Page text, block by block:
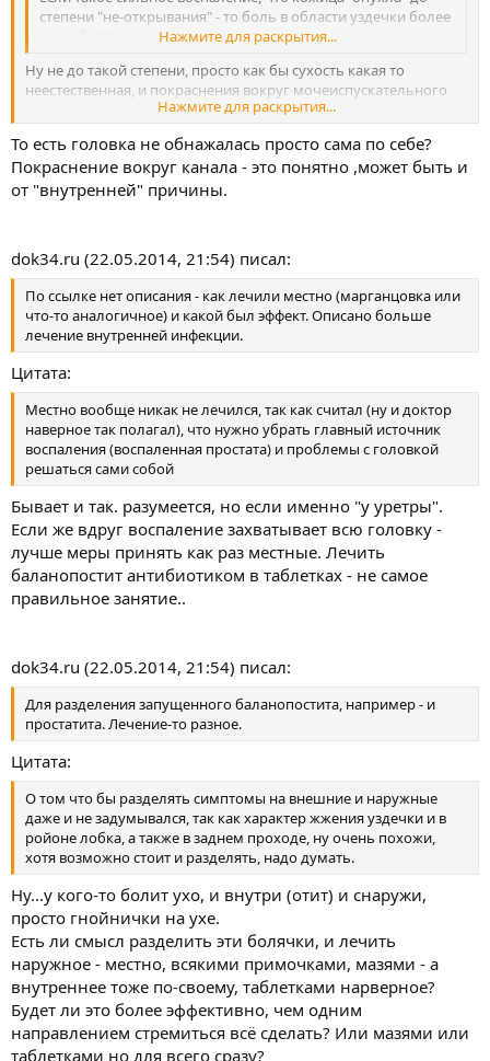
степени "не-открывания" - то боль в области уздечки более
Нажмите для раскрытия...
Ну не до такой степени, просто как бы сухость какая то
неестественная, и покраснения вокруг мочеиспускательного
Нажмите для раскрытия...
То есть головка не обнажалась просто сама по себе?
Покраснение вокруг канала - это понятно ,может быть и
от "внутренней" причины.
dok34.ru (22.05.2014, 21:54) писал:
По ссылке нет описания - как лечили местно (марганцовка или
что-то аналогичное) и какой был эффект. Описано больше
лечение внутренней инфекции.
Цитата:
Местно вообще никак не лечился, так как считал (ну и доктор
наверное так полагал), что нужно убрать главный источник
воспаления (воспаленная простата) и проблемы с головкой
решаться сами собой
Бывает и так. разумеется, но если именно "у уретры".
Если же вдруг воспаление захватывает всю головку -
лучше меры принять как раз местные. Лечить
баланопостит антибиотиком в таблетках - не самое
правильное занятие..
dok34.ru (22.05.2014, 21:54) писал:
Для разделения запущенного баланопостита, например - и
простатита. Лечение-то разное.
Цитата:
О том что бы разделять симптомы на внешние и наружные
даже и не задумывался, так как характер жжения уздечки и в
ройоне лобка, а также в заднем проходе, ну очень похожи,
хотя возможно стоит и разделять, надо думать.
Ну...у кого-то болит ухо, и внутри (отит) и снаружи,
просто гнойнички на ухе.
Есть ли смысл разделить эти болячки, и лечить
наружное - местно, всякими примочками, мазями - а
внутреннее тоже по-своему, таблетками нарверное?
Будет ли это более эффективно, чем одним
направлением стремиться всё сделать? Или мазями или
таблетками но для всего сразу?